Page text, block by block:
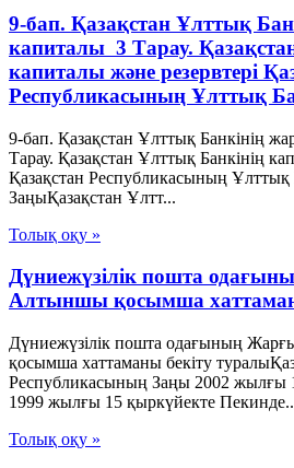
9-бап. Қазақстан Ұлттық
капиталы 3 Тарау.
капиталы және резервтері
Республикасының Ұлттық
9-бап. Қазақстан Ұлттық Банкiнiң
Тарау. Қазақстан Ұлттық Банкінің
Қазақстан Республикасының Ұлттық
ЗаңыҚазақстан Ұлтт...
Толық оқу »
Дүниежүзілік пошта
Алтыншы қосымша
Дүниежүзілік пошта одағының
қосымша хаттаманы бекіту
Республикасының Заңы 2002 жылғы
1999 жылғы 15 қыркүйекте
Толық оқу »